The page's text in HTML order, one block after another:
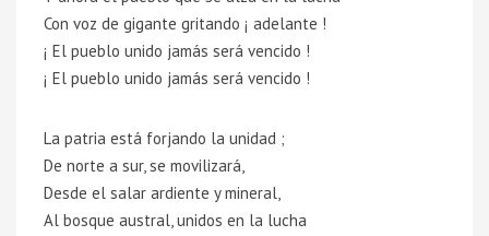
Con voz de gigante gritando ¡ adelante !
¡ El pueblo unido jamás será vencido !
¡ El pueblo unido jamás será vencido !
La patria está forjando la unidad ;
De norte a sur, se movilizará,
Desde el salar ardiente y mineral,
Al bosque austral, unidos en la lucha